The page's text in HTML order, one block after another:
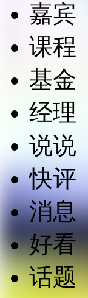
嘉宾
课程
基金
经理
说说
快评
消息
好看
话题